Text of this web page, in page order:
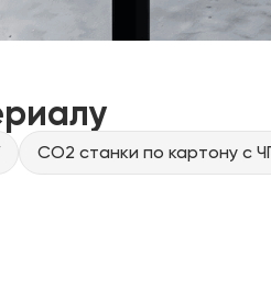
CO2 станки по картону с